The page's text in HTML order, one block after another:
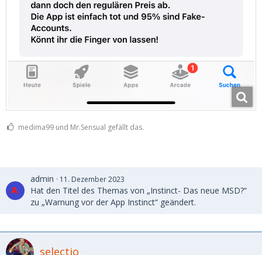
medima99 und Mr.Sensual gefällt das.
admin 11. Dezember 2023
Hat den Titel des Themas von „Instinct- Das neue MSD?“
zu „Warnung vor der App Instinct“ geändert.
selectio